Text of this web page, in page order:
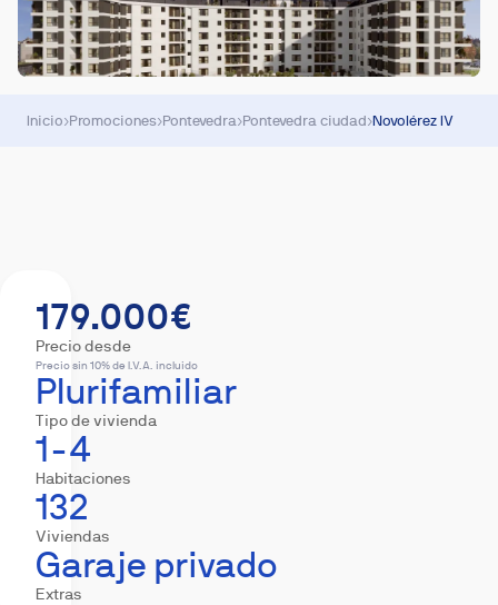
Inicio›Promociones›Pontevedra›Pontevedra ciudad›Novolérez IV
179.000€
Precio desde
Precio sin 10% de I.V.A. incluido
Plurifamiliar
Tipo de vivienda
1-4
Habitaciones
132
Viviendas
Garaje privado
Extras